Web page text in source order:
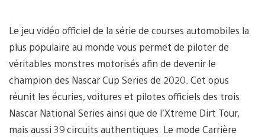
Le jeu vidéo officiel de la série de courses automobiles la
plus populaire au monde vous permet de piloter de
véritables monstres motorisés afin de devenir le
champion des Nascar Cup Series de 2020. Cet opus
réunit les écuries, voitures et pilotes officiels des trois
Nascar National Series ainsi que de l’Xtreme Dirt Tour,
mais aussi 39 circuits authentiques. Le mode Carrière